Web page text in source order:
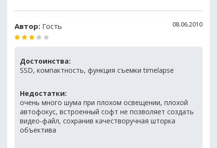
Автор: Гость 08.06.2010
Достоинства:
SSD, компактность, функция съемки timelapse
Недостатки:
очень много шума при плохом освещении, плохой
автофокус, встроенный софт не позволяет создать
видео-файл, сохранив качестворучная шторка
объектива